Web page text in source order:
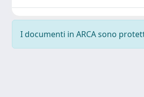
I documenti in ARCA sono